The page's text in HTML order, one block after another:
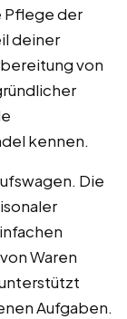
Pflege der
deiner
von
kennen.
Die
Waren
Aufgaben.